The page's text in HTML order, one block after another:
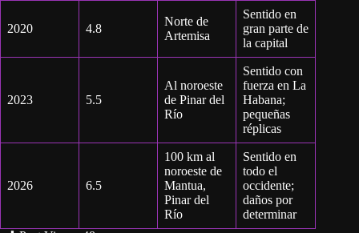
2020 4.8
Norte de
Artemisa
Sentido en
gran parte de
la capital
2023 5.5
Al noroeste
de Pinar del
Río
Sentido con
fuerza en La
Habana;
pequeñas
réplicas
2026 6.5
100 km al
noroeste de
Mantua,
Pinar del
Río
Sentido en
todo el
occidente;
daños por
determinar